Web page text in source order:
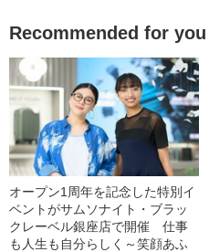
Recommended for you
オープン1周年を記念した特別イ
ベントがサムソナイト・ブラッ
クレーベル銀座店で開催 仕事
も人生も自分らしく～笑顔あふ